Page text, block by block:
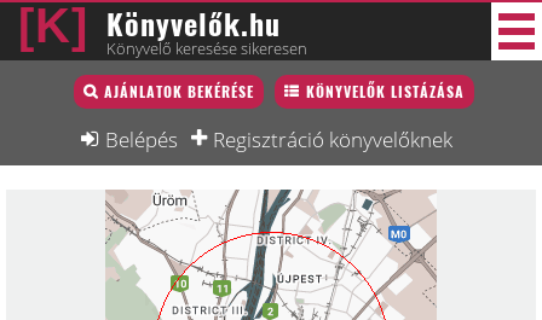
Könyvelők.hu
Könyvelő keresése sikeresen
AJÁNLATOK BEKÉRÉSE KÖNYVELŐK LISTÁZÁSA
Belépés Regisztráció könyvelőknek
Könyvelő lista
Könyvelési munkák